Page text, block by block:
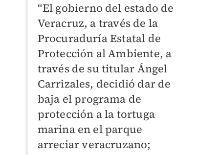
“El gobierno del estado de
Veracruz, a través de la
Procuraduría Estatal de
Protección al Ambiente, a
través de su titular Ángel
Carrizales, decidió dar de
baja el programa de
protección a la tortuga
marina en el parque
arreciar veracruzano;